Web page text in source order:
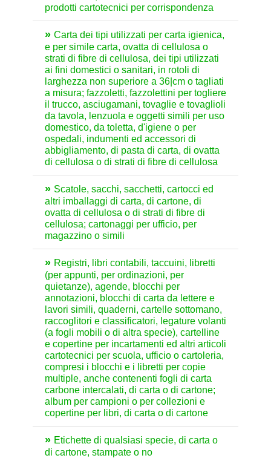
prodotti cartotecnici per corrispondenza
Carta dei tipi utilizzati per carta igienica,
e per simile carta, ovatta di cellulosa o
strati di fibre di cellulosa, dei tipi utilizzati
ai fini domestici o sanitari, in rotoli di
larghezza non superiore a 36|cm o tagliati
a misura; fazzoletti, fazzolettini per togliere
il trucco, asciugamani, tovaglie e tovaglioli
da tavola, lenzuola e oggetti simili per uso
domestico, da toletta, d'igiene o per
ospedali, indumenti ed accessori di
abbigliamento, di pasta di carta, di ovatta
di cellulosa o di strati di fibre di cellulosa
Scatole, sacchi, sacchetti, cartocci ed
altri imballaggi di carta, di cartone, di
ovatta di cellulosa o di strati di fibre di
cellulosa; cartonaggi per ufficio, per
magazzino o simili
Registri, libri contabili, taccuini, libretti
(per appunti, per ordinazioni, per
quietanze), agende, blocchi per
annotazioni, blocchi di carta da lettere e
lavori simili, quaderni, cartelle sottomano,
raccoglitori e classificatori, legature volanti
(a fogli mobili o di altra specie), cartelline
e copertine per incartamenti ed altri articoli
cartotecnici per scuola, ufficio o cartoleria,
compresi i blocchi e i libretti per copie
multiple, anche contenenti fogli di carta
carbone intercalati, di carta o di cartone;
album per campioni o per collezioni e
copertine per libri, di carta o di cartone
Etichette di qualsiasi specie, di carta o
di cartone, stampate o no